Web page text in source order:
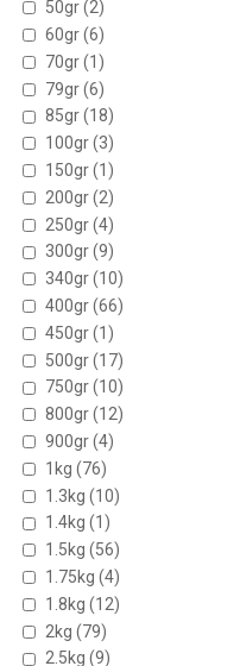
50gr(2)
60gr(6)
70gr(1)
79gr(6)
85gr(18)
100gr(3)
150gr(1)
200gr(2)
250gr(4)
300gr(9)
340gr(10)
400gr(66)
450gr(1)
500gr(17)
750gr(10)
800gr(12)
900gr(4)
1kg (76)
1.3kg (10)
1.4kg (1)
1.5kg (56)
1.75kg (4)
1.8kg (12)
2kg (79)
2.5kg (9)